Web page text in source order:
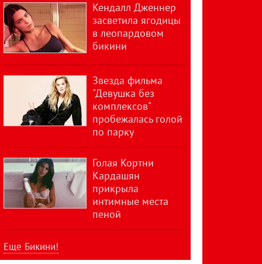
Кендалл Дженнер
засветила ягодицы
в леопардовом
бикини
Звезда фильма
"Девушка без
комплексов"
пробежалась голой
по парку
Голая Кортни
Кардашян
прикрыла
интимные места
пеной
Еще Бикини!